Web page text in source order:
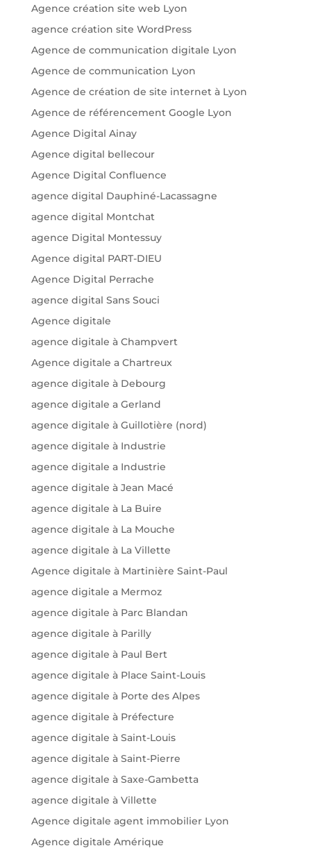
Agence création site web Lyon
agence création site WordPress
Agence de communication digitale Lyon
Agence de communication Lyon
Agence de création de site internet à Lyon
Agence de référencement Google Lyon
Agence Digital Ainay
Agence digital bellecour
Agence Digital Confluence
agence digital Dauphiné-Lacassagne
agence digital Montchat
agence Digital Montessuy
Agence digital PART-DIEU
Agence Digital Perrache
agence digital Sans Souci
Agence digitale
agence digitale à Champvert
Agence digitale a Chartreux
agence digitale à Debourg
agence digitale a Gerland
agence digitale à Guillotière (nord)
agence digitale à Industrie
agence digitale a Industrie
agence digitale à Jean Macé
agence digitale à La Buire
agence digitale à La Mouche
agence digitale à La Villette
Agence digitale à Martinière Saint-Paul
agence digitale a Mermoz
agence digitale à Parc Blandan
agence digitale à Parilly
agence digitale à Paul Bert
agence digitale à Place Saint-Louis
agence digitale à Porte des Alpes
agence digitale à Préfecture
agence digitale à Saint-Louis
agence digitale à Saint-Pierre
agence digitale à Saxe-Gambetta
agence digitale à Villette
Agence digitale agent immobilier Lyon
Agence digitale Amérique